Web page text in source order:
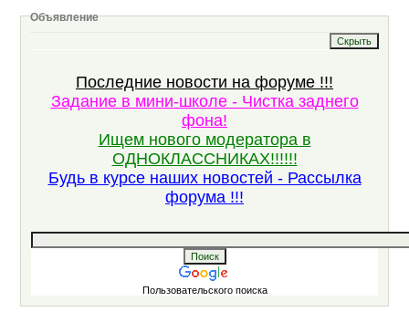
Объявление
Последние новости на форуме !!!
Задание в мини-школе - Чистка заднего
фона!
Ищем нового модератора в
ОДНОКЛАССНИКАХ!!!!!!
Будь в курсе наших новостей - Рассылка
форума !!!
Пользовательского поиска